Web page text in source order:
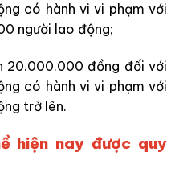
có hành vi vi phạm với
người lao động;
20.000.000 đồng đối với
có hành vi vi phạm với
trở lên.
hiện nay được quy